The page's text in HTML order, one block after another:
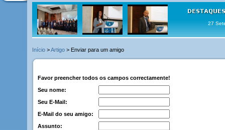
27
Início >Artigo > Enviar para um amigo
Favor preencher todos os campos correctamente!
Seu nome:
Seu E-Mail:
E-Mail do seu amigo:
Assunto: